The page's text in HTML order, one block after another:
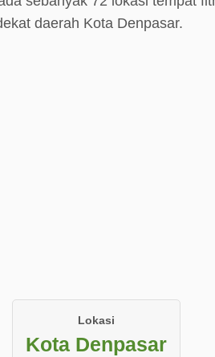
daerah Kota Denpasar.
Lokasi
Kota Denpasar